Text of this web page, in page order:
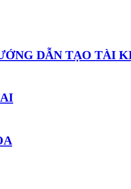
DẪN TẠO TÀI